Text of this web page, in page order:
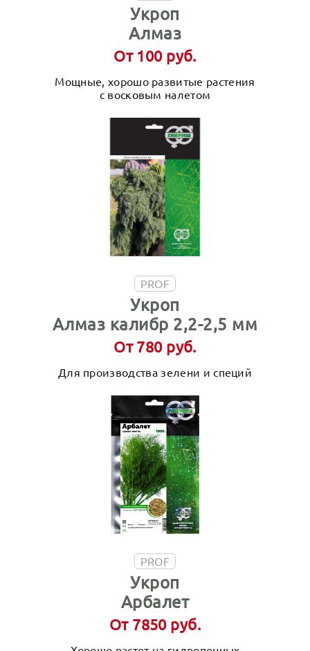
Укроп
Алмаз
От 100 руб.
Мощные, хорошо развитые растения
с восковым налетом
PROF
Укроп
Алмаз калибр 2,2-2,5 мм
От 780 руб.
Для производства зелени и специй
PROF
Укроп
Арбалет
От 7850 руб.